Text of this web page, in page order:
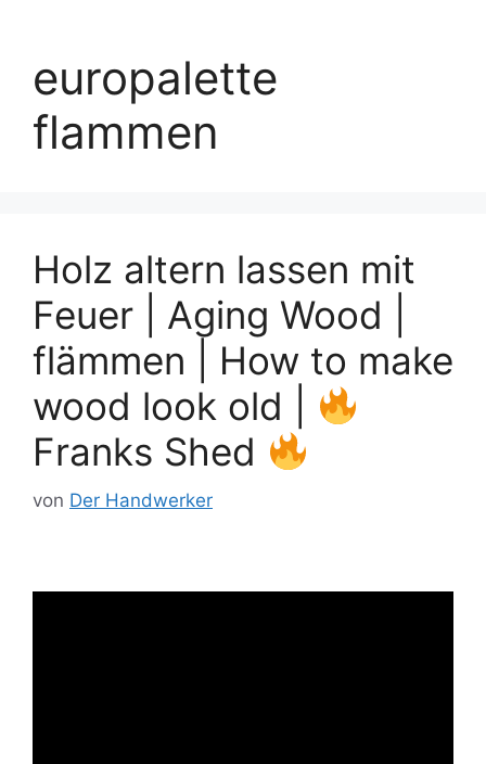
europalette
flammen
Holz altern lassen mit
Feuer | Aging Wood |
flämmen | How to make
wood look old |
Franks Shed
von Der Handwerker